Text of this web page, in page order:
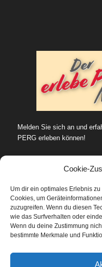
Cookie-
Um dir ein optimales Erlebnis
Cookies, um
zuzugreifen. Wenn du diesen
wie das Surfverhalten oder
Wenn du deine Zustimmung
bestimmte Merkmale und
Melden Sie sich an und
PERG erleben können!
SUCHE…
Datenschutz